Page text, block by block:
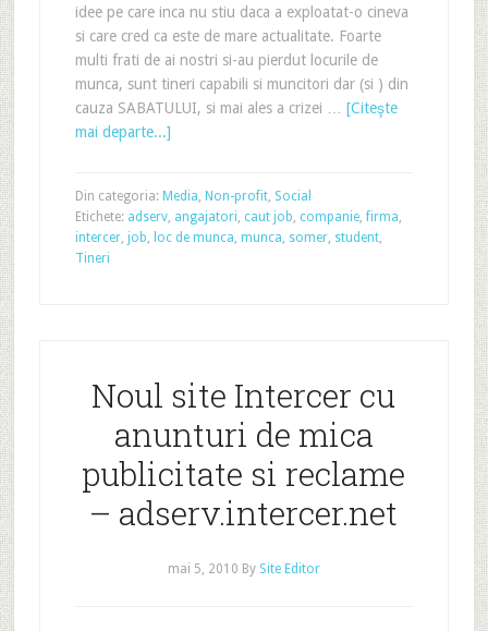
idee pe care inca nu stiu daca a exploatat-o cineva
si care cred ca este de mare actualitate. Foarte
multi frati de ai nostri si-au pierdut locurile de
munca, sunt tineri capabili si muncitori dar (si ) din
cauza SABATULUI, si mai ales a crizei … [Citeşte
mai departe...]
Din categoria: Media, Non-profit, Social
Etichete: adserv, angajatori, caut job, companie,firma,
intercer, job, loc de munca, munca, somer, student,
Tineri
Noul site Intercer cu
anunturi de mica
publicitate si reclame
– adserv.intercer.net
mai 5, 2010 By Site Editor